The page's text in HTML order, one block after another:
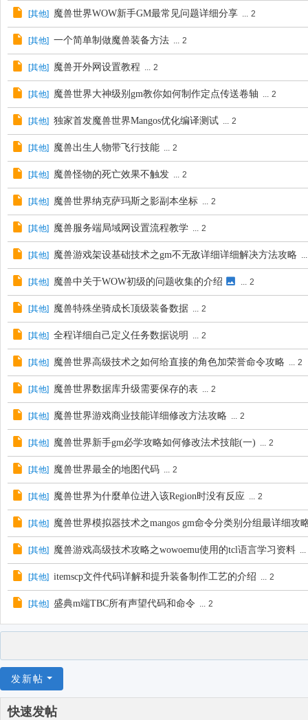
[其他] 魔兽世界WOW新手GM最常见问题详细分享 ... 2
[其他] 一个简单制做魔兽装备方法 ... 2
[其他] 魔兽开外网设置教程 ... 2
[其他] 魔兽世界大神级别gm教你如何制作定点传送卷轴 ... 2
[其他] 独家首发魔兽世界Mangos优化编译测试 ... 2
[其他] 魔兽出生人物带飞行技能 ... 2
[其他] 魔兽怪物的死亡效果不触发 ... 2
[其他] 魔兽世界纳克萨玛斯之影副本坐标 ... 2
[其他] 魔兽服务端局域网设置流程教学 ... 2
[其他] 魔兽游戏架设基础技术之gm不无敌详细详细解决方法攻略 ...
[其他] 魔兽中关于WOW初级的问题收集的介绍 ... 2
[其他] 魔兽特殊坐骑成长顶级装备数据 ... 2
[其他] 全程详细自己定义任务数据说明 ... 2
[其他] 魔兽世界高级技术之如何给直接的角色加荣誉命令攻略 ... 2
[其他] 魔兽世界数据库升级需要保存的表 ... 2
[其他] 魔兽世界游戏商业技能详细修改方法攻略 ... 2
[其他] 魔兽世界新手gm必学攻略如何修改法术技能(一) ... 2
[其他] 魔兽世界最全的地图代码 ... 2
[其他] 魔兽世界为什麼单位进入该Region时没有反应 ... 2
[其他] 魔兽世界模拟器技术之mangos gm命令分类别分组最详细攻
[其他] 魔兽游戏高级技术攻略之wowoemu使用的tcl语言学习资料 ...
[其他] itemscp文件代码详解和提升装备制作工艺的介绍 ... 2
[其他] 盛典m端TBC所有声望代码和命令 ... 2
发新帖
快速发帖